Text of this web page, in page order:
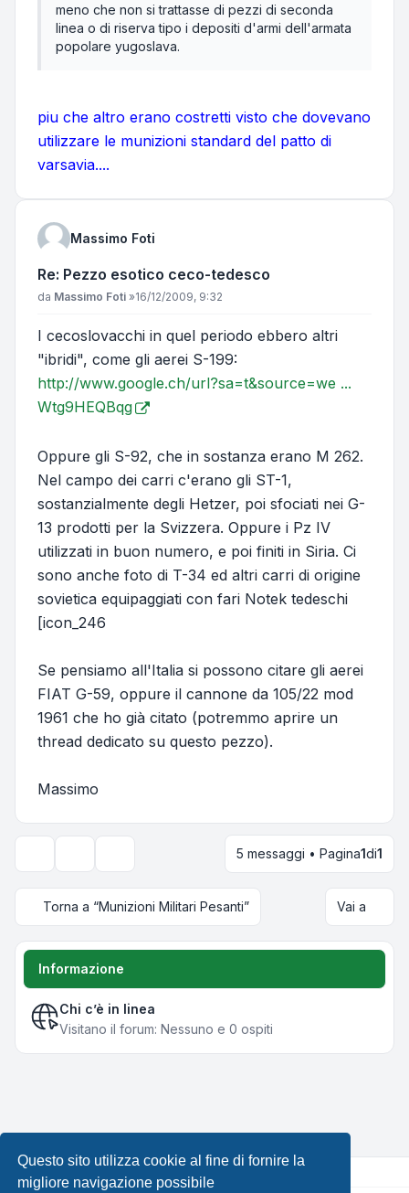
Questo sito utilizza cookie al fine di fornire la
migliore navigazione possibile
meno che non si trattasse di pezzi di seconda
linea o di riserva tipo i depositi d'armi dell'armata
popolare yugoslava.
piu che altro erano costretti visto che dovevano
utilizzare le munizioni standard del patto di
varsavia....
Massimo Foti
Re: Pezzo esotico ceco-tedesco
Messaggio
da Massimo Foti »16/12/2009, 9:32
I cecoslovacchi in quel periodo ebbero altri
"ibridi", come gli aerei S-199:
http://www.google.ch/url?sa=t&source=we ...
Wtg9HEQBqg
Oppure gli S-92, che in sostanza erano M 262.
Nel campo dei carri c'erano gli ST-1,
sostanzialmente degli Hetzer, poi sfociati nei G-
13 prodotti per la Svizzera. Oppure i Pz IV
utilizzati in buon numero, e poi finiti in Siria. Ci
sono anche foto di T-34 ed altri carri di origine
sovietica equipaggiati con fari Notek tedeschi
[icon_246
Se pensiamo all'Italia si possono citare gli aerei
FIAT G-59, oppure il cannone da 105/22 mod
1961 che ho già citato (potremmo aprire un
thread dedicato su questo pezzo).
Massimo
Opzioni di visualizzazione e ordinamento
5 messaggi • Pagina1di1
Torna a “Munizioni Militari Pesanti” Vai a
Informazione
Chi c’è in linea
Visitano il forum: Nessuno e 0 ospiti